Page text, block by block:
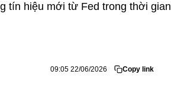
tín hiệu mới từ Fed trong thời gian
09:05 22/06/2026 Copy link